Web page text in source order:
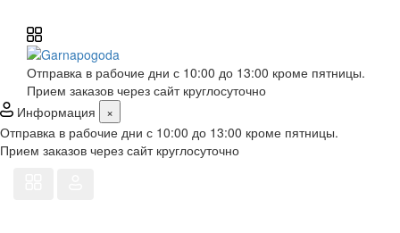
Отправка в рабочие дни с 10:00 до 13:00 кроме пятницы.
Прием заказов через сайт круглосуточно
Информация
×
Отправка в рабочие дни с 10:00 до 13:00 кроме пятницы.
Прием заказов через сайт круглосуточно